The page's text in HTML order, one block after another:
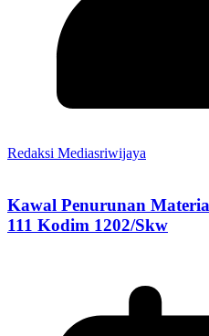
Redaksi Mediasriwijaya
Kawal Penurunan
111 Kodim 1202/Skw